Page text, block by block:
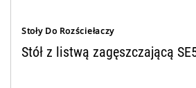
Stoły Do Rozściełaczy
Stół z listwą zagęszczającą